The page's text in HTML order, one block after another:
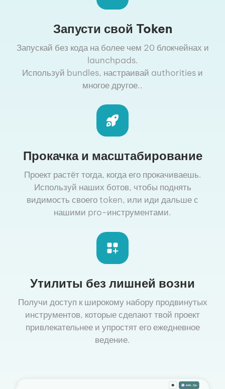
Запусти свой Token
Запускай без кода на более чем 20 блокчейнах и
launchpads.
Используй bundles, настраивай authorities и
многое другое..
Прокачка и масштабирование
Проект растёт тогда, когда его прокачиваешь.
Используй наших ботов, чтобы поднять
видимость своего token, или иди дальше с
нашими pro-инструментами.
Утилиты без лишней возни
Получи доступ к широкому набору продвинутых
инструментов, которые сделают твой проект
привлекательнее и упростят его ежедневное
ведение.